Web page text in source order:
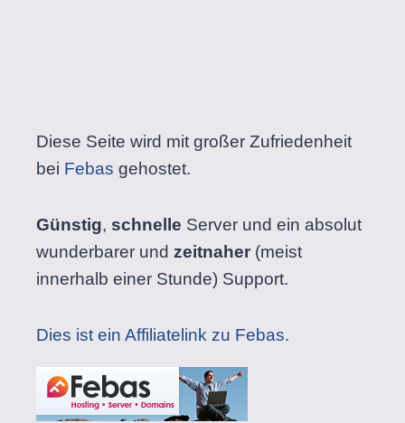
Diese Seite wird mit großer Zufriedenheit
bei Febas gehostet.
Günstig, schnelle Server und ein absolut
wunderbarer und zeitnaher (meist
innerhalb einer Stunde) Support.
Dies ist ein Affiliatelink zu Febas.